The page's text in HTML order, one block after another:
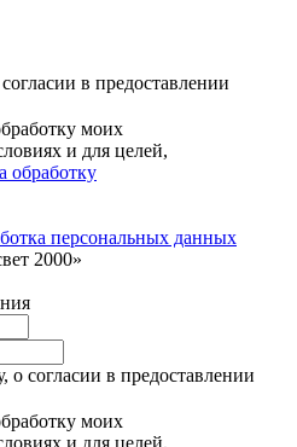
в предоставлении
моих
и для целей,
обработку
персональных данных
2000»
о согласии в предоставлении
моих
и для целей,